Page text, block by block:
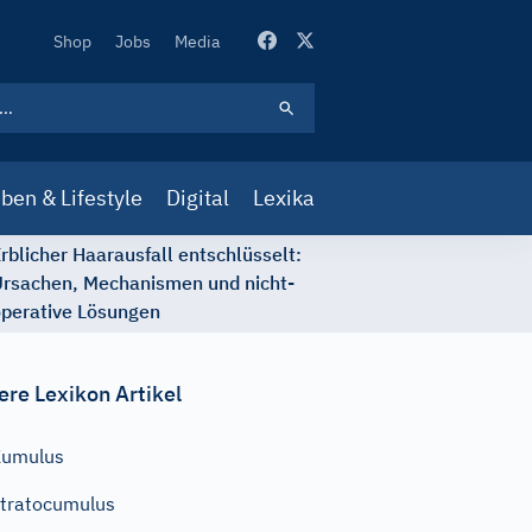
Secondary
Shop Jobs Media
& Lifestyle Digital Lexika
Haarausfall entschlüsselt:
Mechanismen und nicht-
Lösungen
Lexikon Artikel